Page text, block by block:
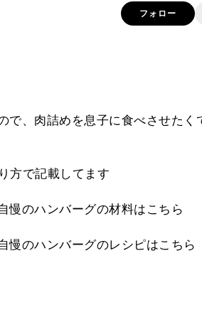
フォロー
で、肉詰めを息子に食べさせたく
方で記載してます
慢のハンバーグの材料はこちら
慢のハンバーグのレシピはこちら